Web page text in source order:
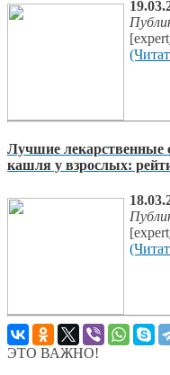
Лучшие лекарственные
кашля у взрослых:
ЭТО ВАЖНО!